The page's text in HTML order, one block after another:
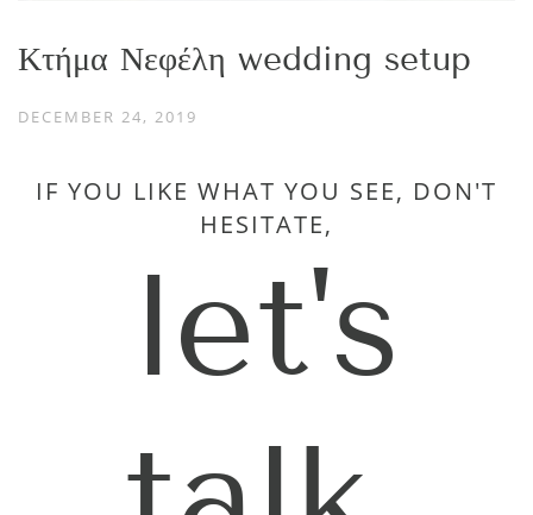
Κτήμα Νεφέλη wedding setup
DECEMBER 24, 2019
IF YOU LIKE WHAT YOU SEE, DON'T
HESITATE,
let's